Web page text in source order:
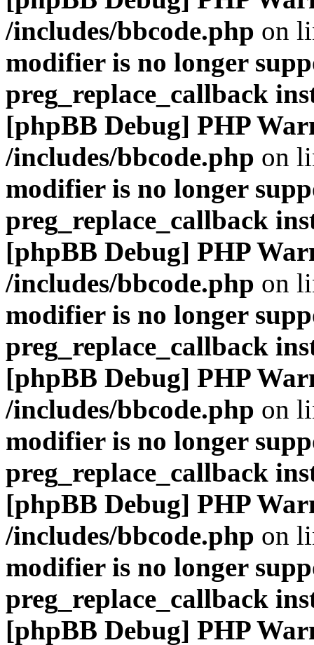
/includes/bbcode.php on
modifier is no longer
preg_replace_callback
[phpBB Debug] PHP
/includes/bbcode.php on
modifier is no longer
preg_replace_callback
[phpBB Debug] PHP
/includes/bbcode.php on
modifier is no longer
preg_replace_callback
[phpBB Debug] PHP
/includes/bbcode.php on
modifier is no longer
preg_replace_callback
[phpBB Debug] PHP
/includes/bbcode.php on
modifier is no longer
preg_replace_callback
[phpBB Debug] PHP